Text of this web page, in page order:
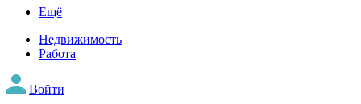
Ещё
Недвижимость
Работа
Войти